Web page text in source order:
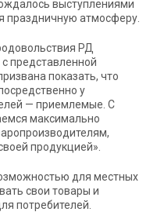
выступлениями
праздничную атмосферу.
РД
представленной
показать, что
у
— приемлемые. С
максимально
продукцией».
для местных
свои товары и
потребителей.